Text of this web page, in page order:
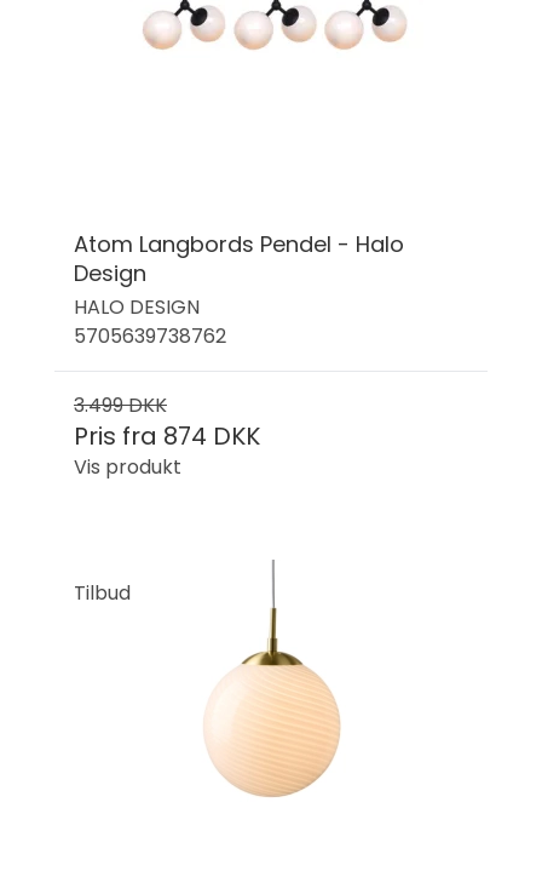
Atom Langbords Pendel - Halo
Design
HALO DESIGN
5705639738762
3.499 DKK
Pris fra 874 DKK
Vis produkt
Tilbud